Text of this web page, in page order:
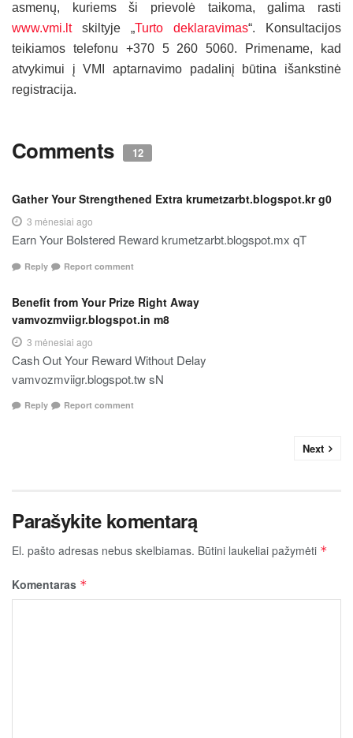
asmenų, kuriems ši prievolė taikoma, galima rasti
www.vmi.ltskiltyje „Turto deklaravimas“. Konsultacijos
teikiamos telefonu +370 5 260 5060. Primename, kad
atvykimui į VMI aptarnavimo padalinį būtina išankstinė
registracija.
Comments 12
Gather Your Strengthened Extra krumetzarbt.blogspot.kr g0
3 mėnesiai ago
Earn Your Bolstered Reward krumetzarbt.blogspot.mx qT
Reply Report comment
Benefit from Your Prize Right Away
vamvozmviigr.blogspot.in m8
3 mėnesiai ago
Cash Out Your Reward Without Delay
vamvozmviigr.blogspot.tw sN
Reply Report comment
Next
Parašykite komentarą
El. pašto adresas nebus skelbiamas. Būtini laukeliai pažymėti *
Komentaras *